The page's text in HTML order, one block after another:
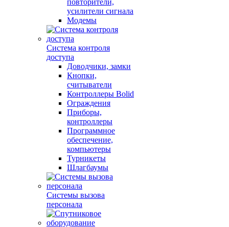
повторители,
усилители сигнала
Модемы
Система контроля
доступа
Доводчики, замки
Кнопки,
считыватели
Контроллеры Bolid
Ограждения
Приборы,
контроллеры
Программное
обеспечение,
компьютеры
Турникеты
Шлагбаумы
Системы вызова
персонала